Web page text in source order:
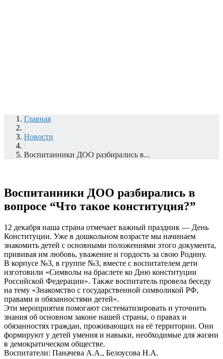
Главная
/
Новости
/
Воспитанники ДОО разбирались в...
Воспитанники ДОО разбирались в
вопросе “Что такое конституция?”
12 декабря наша страна отмечает важный праздник — День
Конституции. Уже в дошкольном возрасте мы начинаем
знакомить детей с основными положениями этого документа,
прививая им любовь, уважение и гордость за свою Родину.
В корпусе №3, в группе №3, вместе с воспитателем дети
изготовили «Символы на браслете ко Дню конституции
Российской Федерации». Также воспитатель провела беседу
на тему «Знакомство с государственной символикой РФ,
правами и обязанностями детей».
Эти мероприятия помогают систематизировать и уточнить
знания об основном законе нашей страны, о правах и
обязанностях граждан, проживающих на её территории. Они
формируют у детей умения и навыки, необходимые для жизни
в демократическом обществе.
Воспитатели: Паначева А.А., Белоусова Н.А.